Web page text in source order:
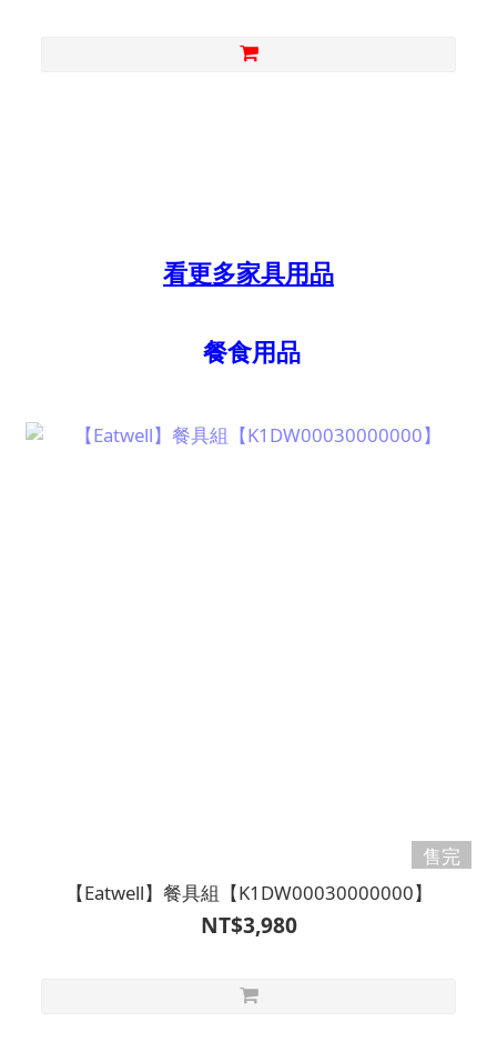
看更多家具用品
餐食用品
售完
【Eatwell】餐具組【K1DW00030000000】
NT$3,980